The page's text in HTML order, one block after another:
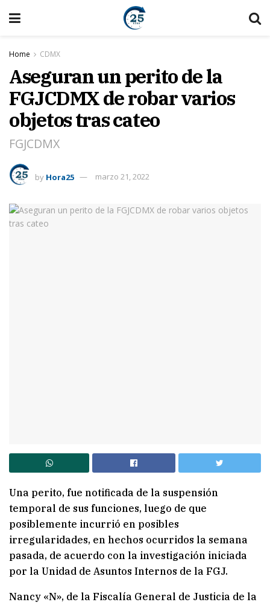
Home CDMX
Aseguran un perito de la
FGJCDMX de robar varios
objetos tras cateo
FGJCDMX
by Hora25 marzo 21, 2022
Una perito, fue notificada de la suspensión
temporal de sus funciones, luego de que
posiblemente incurrió en posibles
irregularidades, en hechos ocurridos la semana
pasada, de acuerdo con la investigación iniciada
por la Unidad de Asuntos Internos de la FGJ.
Nancy «N», de la Fiscalía General de Justicia de la